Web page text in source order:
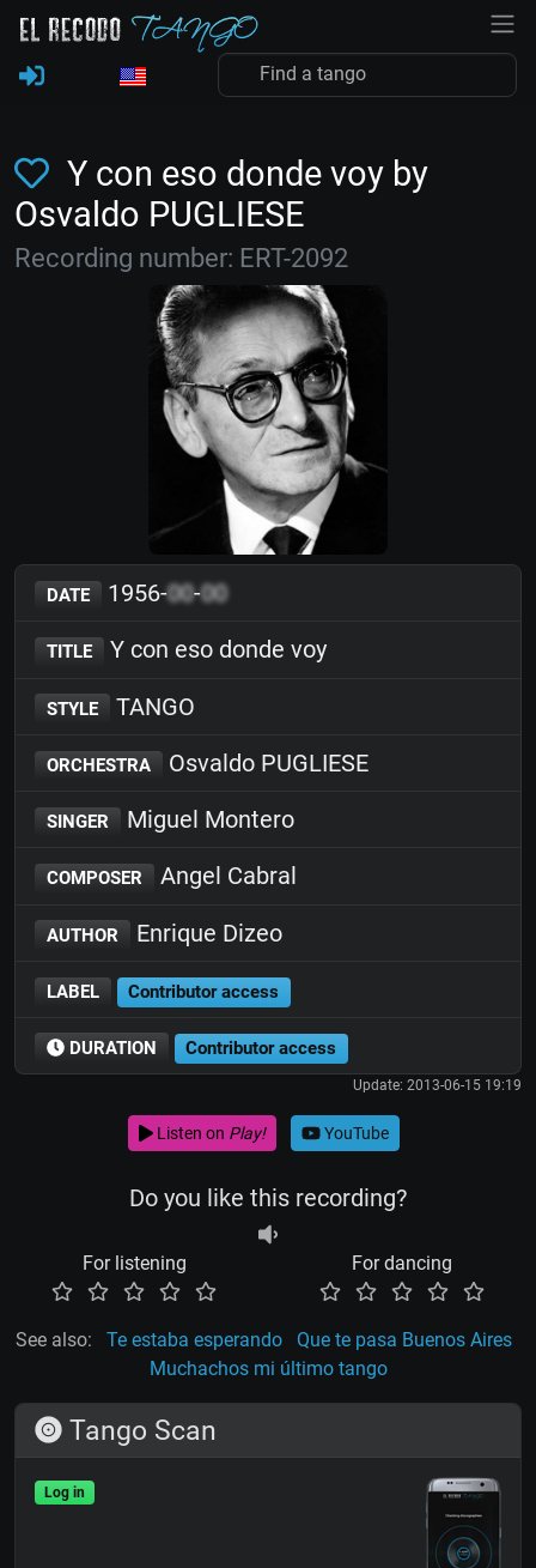
Y con eso donde voy by
Osvaldo PUGLIESE
Recording number: ERT-2092
DATE 1956-00-00
TITLE Y con eso donde voy
STYLE TANGO
ORCHESTRA Osvaldo PUGLIESE
SINGER Miguel Montero
COMPOSER Angel Cabral
AUTHOR Enrique Dizeo
LABEL Contributor access
DURATION Contributor access
Update: 2013-06-15 19:19
Listen on Play! YouTube
Do you like this recording?
For listening For dancing
See also: Te estaba esperando
Que te pasa Buenos Aires
Muchachos mi último tango
Tango Scan
Log in